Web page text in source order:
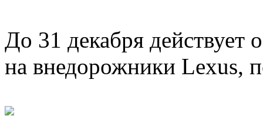
До 31 декабря действует
на внедорожники Lexus,